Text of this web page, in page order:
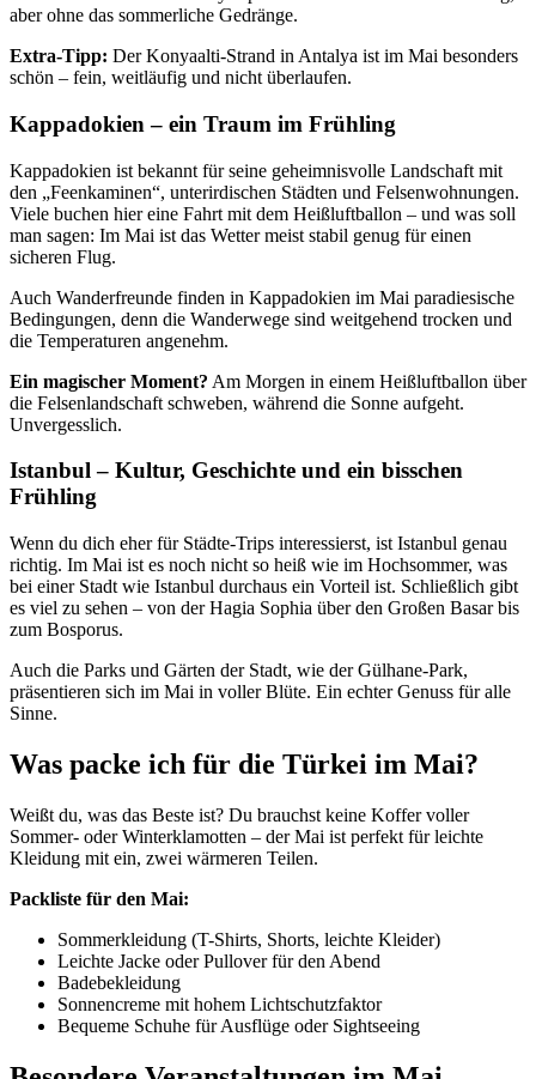
aber ohne das sommerliche Gedränge.
Extra-Tipp: Der Konyaalti-Strand in Antalya ist im Mai besonders
schön – fein, weitläufig und nicht überlaufen.
Kappadokien – ein Traum im Frühling
Kappadokien ist bekannt für seine geheimnisvolle Landschaft mit
den „Feenkaminen“, unterirdischen Städten und Felsenwohnungen.
Viele buchen hier eine Fahrt mit dem Heißluftballon – und was soll
man sagen: Im Mai ist das Wetter meist stabil genug für einen
sicheren Flug.
Auch Wanderfreunde finden in Kappadokien im Mai paradiesische
Bedingungen, denn die Wanderwege sind weitgehend trocken und
die Temperaturen angenehm.
Ein magischer Moment? Am Morgen in einem Heißluftballon über
die Felsenlandschaft schweben, während die Sonne aufgeht.
Unvergesslich.
Istanbul – Kultur, Geschichte und ein bisschen
Frühling
Wenn du dich eher für Städte-Trips interessierst, ist Istanbul genau
richtig. Im Mai ist es noch nicht so heiß wie im Hochsommer, was
bei einer Stadt wie Istanbul durchaus ein Vorteil ist. Schließlich gibt
es viel zu sehen – von der Hagia Sophia über den Großen Basar bis
zum Bosporus.
Auch die Parks und Gärten der Stadt, wie der Gülhane-Park,
präsentieren sich im Mai in voller Blüte. Ein echter Genuss für alle
Sinne.
Was packe ich für die Türkei im Mai?
Weißt du, was das Beste ist? Du brauchst keine Koffer voller
Sommer- oder Winterklamotten – der Mai ist perfekt für leichte
Kleidung mit ein, zwei wärmeren Teilen.
Packliste für den Mai:
Sommerkleidung (T-Shirts, Shorts, leichte Kleider)
Leichte Jacke oder Pullover für den Abend
Badebekleidung
Sonnencreme mit hohem Lichtschutzfaktor
Bequeme Schuhe für Ausflüge oder Sightseeing